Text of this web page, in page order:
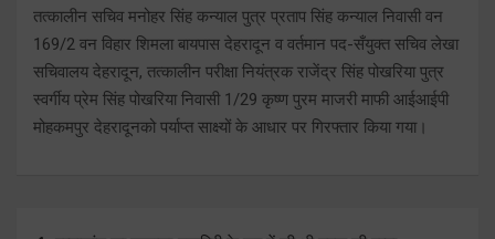
तत्कालीन सचिव मनोहर सिंह कन्याल पुत्र प्रताप सिंह कन्याल निवासी वन
169/2 वन विहार शिमला बायपास देहरादून व वर्तमान पद-सँयुक्त सचिव लेखा
सचिवालय देहरादून, तत्कालीन परीक्षा नियंत्रक राजेंद्र सिंह पोखरिया पुत्र
स्वर्गीय प्रेम सिंह पोखरिया निवासी 1/29 कृष्ण पुरम माजरी माफी आईआईपी
मोहकमपुर देहरादूनको पर्याप्त साक्ष्यों के आधार पर गिरफ्तार किया गया।